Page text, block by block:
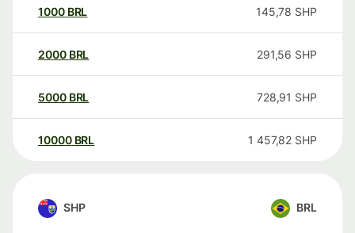
1000 BRL 145,78 SHP
2000 BRL 291,56 SHP
5000 BRL 728,91 SHP
10000 BRL 1 457,82 SHP
SHP BRL